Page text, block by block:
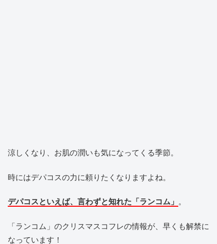
涼しくなり、お肌の潤いも気になってくる季節。
時にはデパコスの力に頼りたくなりますよね。
デパコスといえば、言わずと知れた「ランコム」 。
「ランコム」のクリスマスコフレの情報が、早くも解禁に
なっています！